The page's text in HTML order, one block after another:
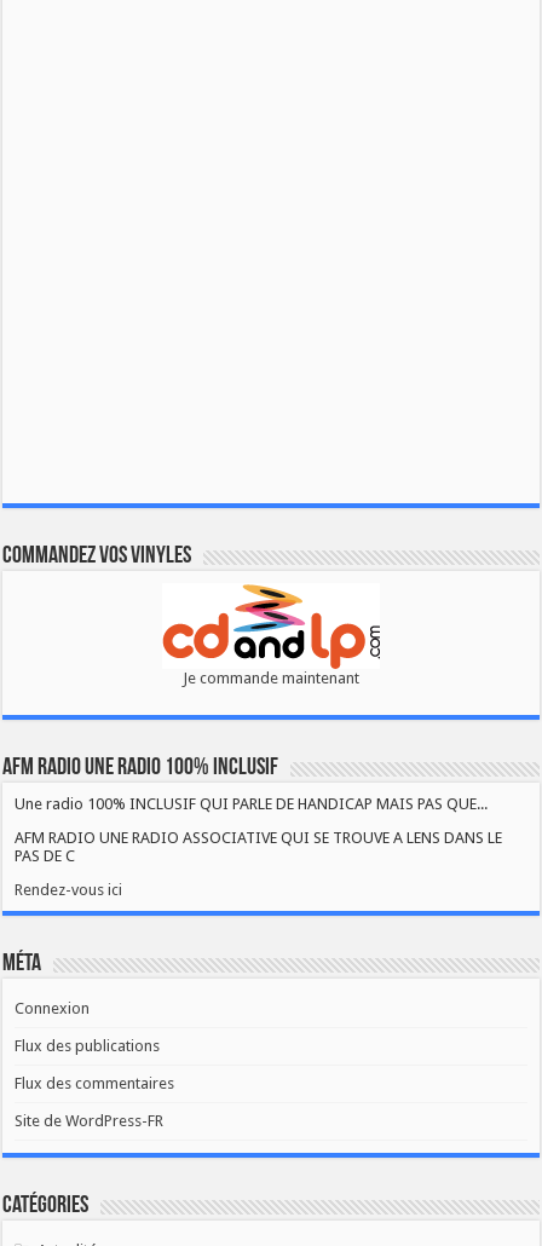
Commandez vos vinyles
Je commande maintenant
AFM RADIO UNE RADIO 100% INCLUSIF
Une radio 100% INCLUSIF QUI PARLE DE HANDICAP MAIS PAS QUE...
AFM RADIO UNE RADIO ASSOCIATIVE QUI SE TROUVE A LENS DANS LE
PAS DE C
Rendez-vous ici
Méta
Connexion
Flux des publications
Flux des commentaires
Site de WordPress-FR
Catégories